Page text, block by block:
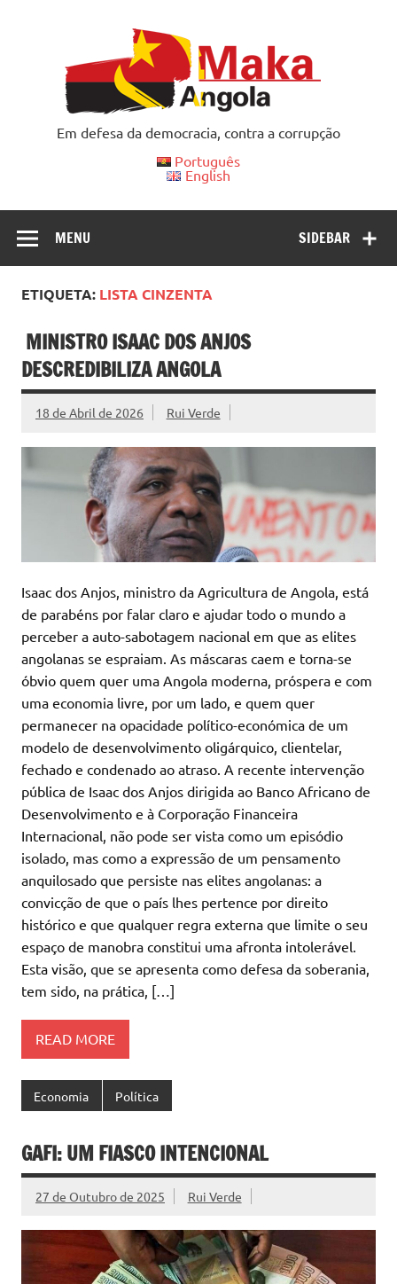
Em defesa da democracia, contra a corrupção
Português
English
SIDEBAR
MENU
ETIQUETA: LISTA CINZENTA
MINISTRO ISAAC DOS ANJOS
DESCREDIBILIZA ANGOLA
18 de Abril de 2026 Rui Verde
Isaac dos Anjos, ministro da Agricultura de Angola, está
de parabéns por falar claro e ajudar todo o mundo a
perceber a auto-sabotagem nacional em que as elites
angolanas se espraiam. As máscaras caem e torna-se
óbvio quem quer uma Angola moderna, próspera e com
uma economia livre, por um lado, e quem quer
permanecer na opacidade político-económica de um
modelo de desenvolvimento oligárquico, clientelar,
fechado e condenado ao atraso. A recente intervenção
pública de Isaac dos Anjos dirigida ao Banco Africano de
Desenvolvimento e à Corporação Financeira
Internacional, não pode ser vista como um episódio
isolado, mas como a expressão de um pensamento
anquilosado que persiste nas elites angolanas: a
convicção de que o país lhes pertence por direito
histórico e que qualquer regra externa que limite o seu
espaço de manobra constitui uma afronta intolerável.
Esta visão, que se apresenta como defesa da soberania,
tem sido, na prática, […]
READ MORE
Economia Política
GAFI: UM FIASCO INTENCIONAL
27 de Outubro de 2025 Rui Verde